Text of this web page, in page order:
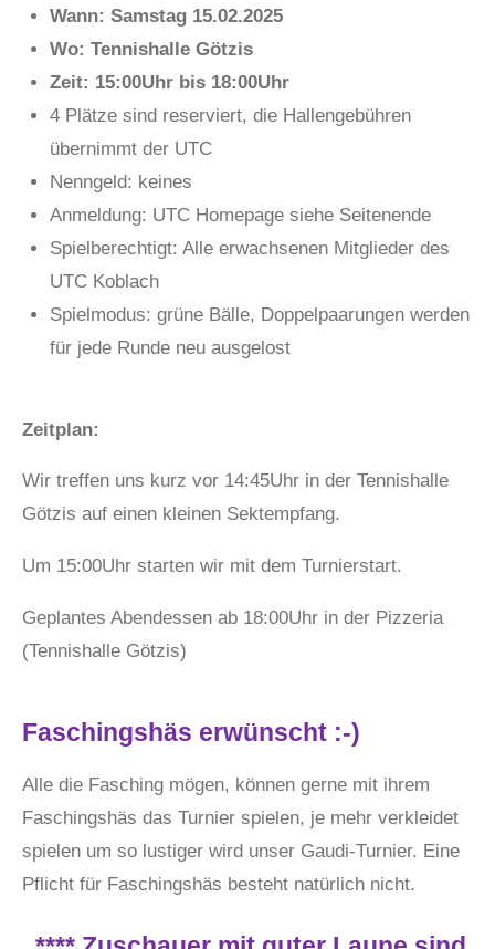
Wann: Samstag 15.02.2025
Wo: Tennishalle Götzis
Zeit: 15:00Uhr bis 18:00Uhr
4 Plätze sind reserviert, die Hallengebühren
übernimmt der UTC
Nenngeld: keines
Anmeldung: UTC Homepage siehe Seitenende
Spielberechtigt: Alle erwachsenen Mitglieder des
UTC Koblach
Spielmodus: grüne Bälle, Doppelpaarungen werden
für jede Runde neu ausgelost
Zeitplan:
Wir treffen uns kurz vor 14:45Uhr in der Tennishalle
Götzis auf einen kleinen Sektempfang.
Um 15:00Uhr starten wir mit dem Turnierstart.
Geplantes Abendessen ab 18:00Uhr in der Pizzeria
(Tennishalle Götzis)
Faschingshäs erwünscht :-)
Alle die Fasching mögen, können gerne mit ihrem
Faschingshäs das Turnier spielen, je mehr verkleidet
spielen um so lustiger wird unser Gaudi-Turnier. Eine
Pflicht für Faschingshäs besteht natürlich nicht.